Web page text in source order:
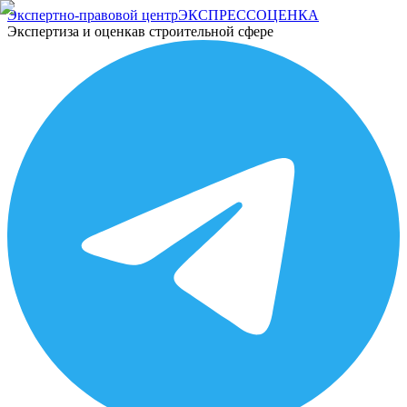
Экспертно-правовой центрЭКСПРЕССОЦЕНКА
Экспертиза и оценкав строительной сфере